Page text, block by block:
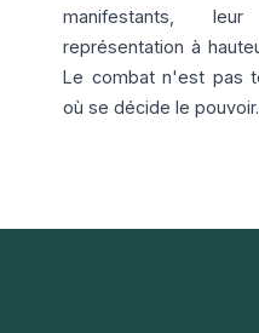
manifestants,
représentation à
Le combat n'est pas
où se décide le pouvoir.